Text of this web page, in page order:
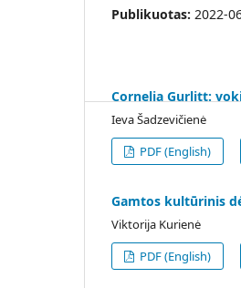
Publikuotas: 2022-
Cornelia Gurlitt:
Ieva Šadzevičienė
PDF (English)
Gamtos kultūrinis
Viktorija Kurienė
PDF (English)